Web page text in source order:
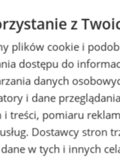
Optyk, okulista
online!
z
plików cookie i
dostępu do
danych
i dane
treści, pomiaru
Dostawcy stron
w tych i innych